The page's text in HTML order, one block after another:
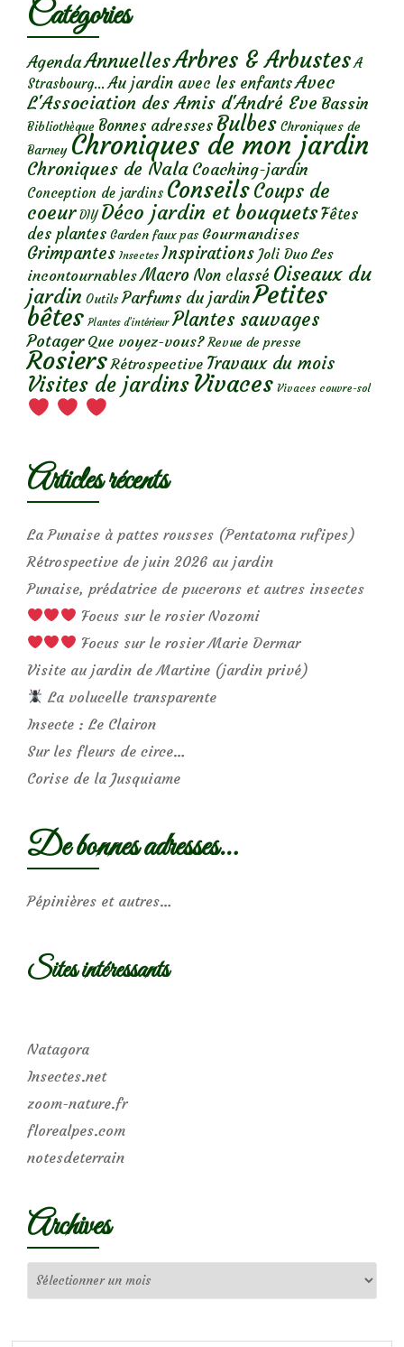
Catégories
AgendaAnnuellesArbres & Arbustes A
Strasbourg... Au jardin avec les enfantsAvec
L'Association des Amis d'André Eve Bassin
Bibliothèque Bonnes adresses Bulbes Chroniques de
Barney Chroniques de mon jardin
Chroniques de Nala Coaching-jardin
Conception de jardins ConseilsCoups de
coeur DIY Déco jardin et bouquetsFêtes
des plantes Garden faux pas Gourmandises
Grimpantes Insectes Inspirations Joli Duo Les
incontournables Macro Non classé Oiseaux du
jardin Outils Parfums du jardinPetites
bêtes Plantes d’intérieur Plantes sauvages
Potager Que voyez-vous? Revue de presse
Rosiers Rétrospective Travaux du mois
Visites de jardins Vivaces Vivaces couvre-sol
Articles récents
La Punaise à pattes rousses (Pentatoma rufipes)
Rétrospective de juin 2026 au jardin
Punaise, prédatrice de pucerons et autres insectes
Focus sur le rosier Nozomi
Focus sur le rosier Marie Dermar
Visite au jardin de Martine (jardin privé)
La volucelle transparente
Insecte : Le Clairon
Sur les fleurs de circe…
Corise de la Jusquiame
De bonnes adresses…
Pépinières et autres…
Sites intéressants
Natagora
Insectes.net
zoom-nature.fr
florealpes.com
notesdeterrain
Archives